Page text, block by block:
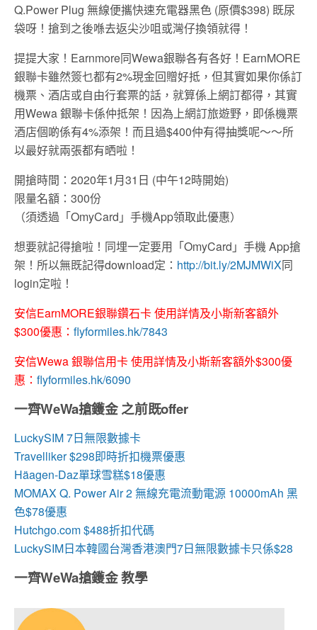
Q.Power Plug 無線便攜快速充電器黑色 (原價$398) 既尿
袋呀！搶到之後喺去返尖沙咀或灣仔換領就得！
提提大家！Earnmore同Wewa銀聯各有各好！EarnMORE
銀聯卡雖然簽乜都有2%現金回贈好抵，但其實如果你係訂
機票、酒店或自由行套票的話，就算係上網訂都得，其實
用Wewa 銀聯卡係仲抵架！因為上網訂旅遊野，即係機票
酒店個啲係有4%添架！而且過$400仲有得抽獎呢～～所
以最好就兩張都有晒啦！
開搶時間：2020年1月31日 (中午12時開始)
限量名額：300份
（須透過「OmyCard」手機App領取此優惠）
想要就記得搶啦！同埋一定要用「OmyCard」手機 App搶
架！所以無既記得download定： http://bit.ly/2MJMWiX同
login定啦！
安信EarnMORE銀聯鑽石卡 使用詳情及小斯新客額外
$300優惠： flyformiles.hk/7843
安信Wewa 銀聯信用卡 使用詳情及小斯新客額外$300優
惠： flyformiles.hk/6090
一齊WeWa搶鑊金 之前既offer
LuckySIM 7日無限數據卡
Travelliker $298即時折扣機票優惠
Häagen-Daz單球雪糕$18優惠
MOMAX Q. Power Air 2 無線充電流動電源 10000mAh 黑
色$78優惠
Hutchgo.com $488折扣代碼
LuckySIM日本韓國台灣香港澳門7日無限數據卡只係$28
一齊WeWa搶鑊金 教學